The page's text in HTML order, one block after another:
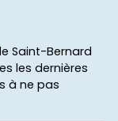
Saint-Bernard
les dernières
à ne pas